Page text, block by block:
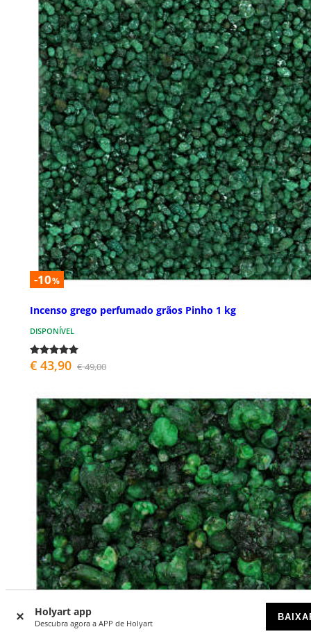
Holyart app
Descubra agora a APP de Holyart
-10%
Incenso grego perfumado grãos Pinho 1 kg
DISPONÍVEL
€ 43,90 € 49,00